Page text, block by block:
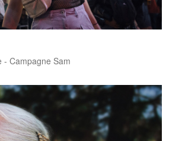
- Campagne Sam